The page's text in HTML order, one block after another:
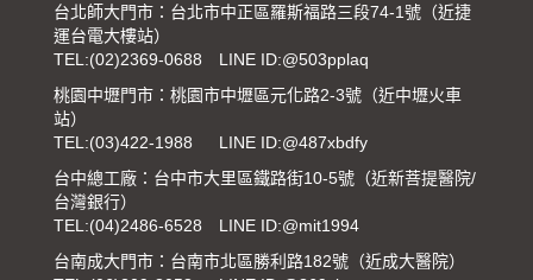
台北師大門市：台北市中正區羅斯福路三段74-1號（近捷
運台電大樓站）
TEL:(02)2369-0688
LINE ID:@503pplaq
桃園中壢門市：桃園市中壢區元化路2-3號（近中壢火車
站）
TEL:(03)422-1988
LINE ID:@487xbdfy
台中總工廠：台中市大里區鐵路街10-5號（近新菩提醫院/
台灣銀行）
TEL:(04)2486-6528
LINE ID:@mit1994
台南成大門市：台南市北區勝利路182號（近成大醫院）